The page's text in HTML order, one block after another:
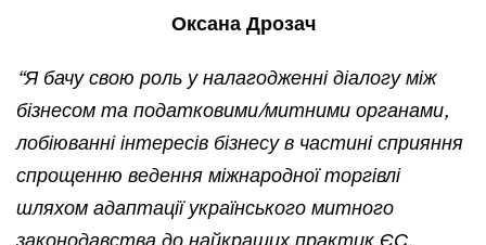
Оксана Дрозач
“Я бачу свою роль у налагодженні діалогу між
бізнесом та податковими/митними органами,
лобіюванні інтересів бізнесу в частині сприяння
спрощенню ведення міжнародної торгівлі
шляхом адаптації українського митного
законодавства до найкращих практик ЄС.